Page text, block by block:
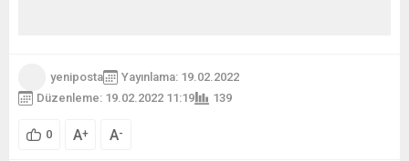
yeniposta
Yayınlama: 19.02.2022
Düzenleme: 19.02.2022 11:19
139
0 A+ A-